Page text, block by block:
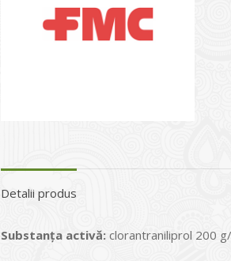
Detalii produs
Substanţa activă: clorantraniliprol 200